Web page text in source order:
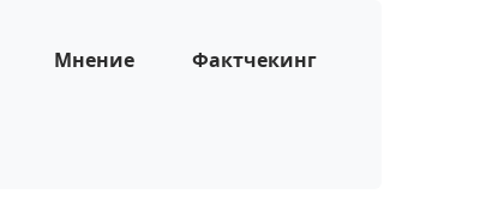
Мнение Фактчекинг